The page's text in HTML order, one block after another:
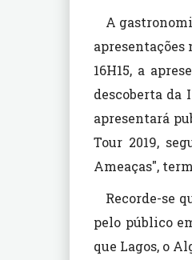
A
apresentações
16H15, a
descoberta da
apresentará
Tour 2019,
Ameaças",
Recorde-se
pelo público
que Lagos, o